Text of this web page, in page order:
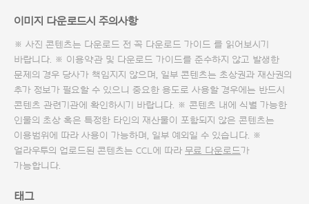
이미지 다운로드시 주의사항
※ 사진 콘텐츠는 다운로드 전 꼭 다운로드 가이드 를 읽어보시기
바랍니다. ※ 이용약관 및 다운로드 가이드를 준수하지 않고 발생한
문제의 경우 당사가 책임지지 않으며, 일부 콘텐츠는 초상권과 재산권의
추가 정보가 필요할 수 있으니 중요한 용도로 사용할 경우에는 반드시
콘텐츠 관련기관에 확인하시기 바랍니다. ※ 콘텐츠 내에 식별 가능한
인물의 초상 혹은 특정한 타인의 재산물이 포함되지 않은 콘텐츠는
이용범위에 따라 사용이 가능하며, 일부 예외일 수 있습니다. ※
얼라우투의 업로드된 콘텐츠는 CCL에 따라 무료 다운로드가
가능합니다.
태그